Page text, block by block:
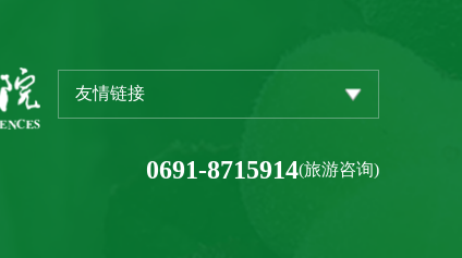
友情链接
0691-8715914(旅游咨询)